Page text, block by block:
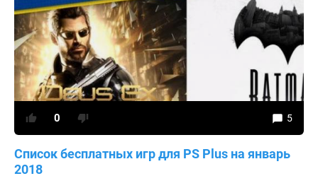
Список бесплатных игр для PS Plus на январь
2018
0 5